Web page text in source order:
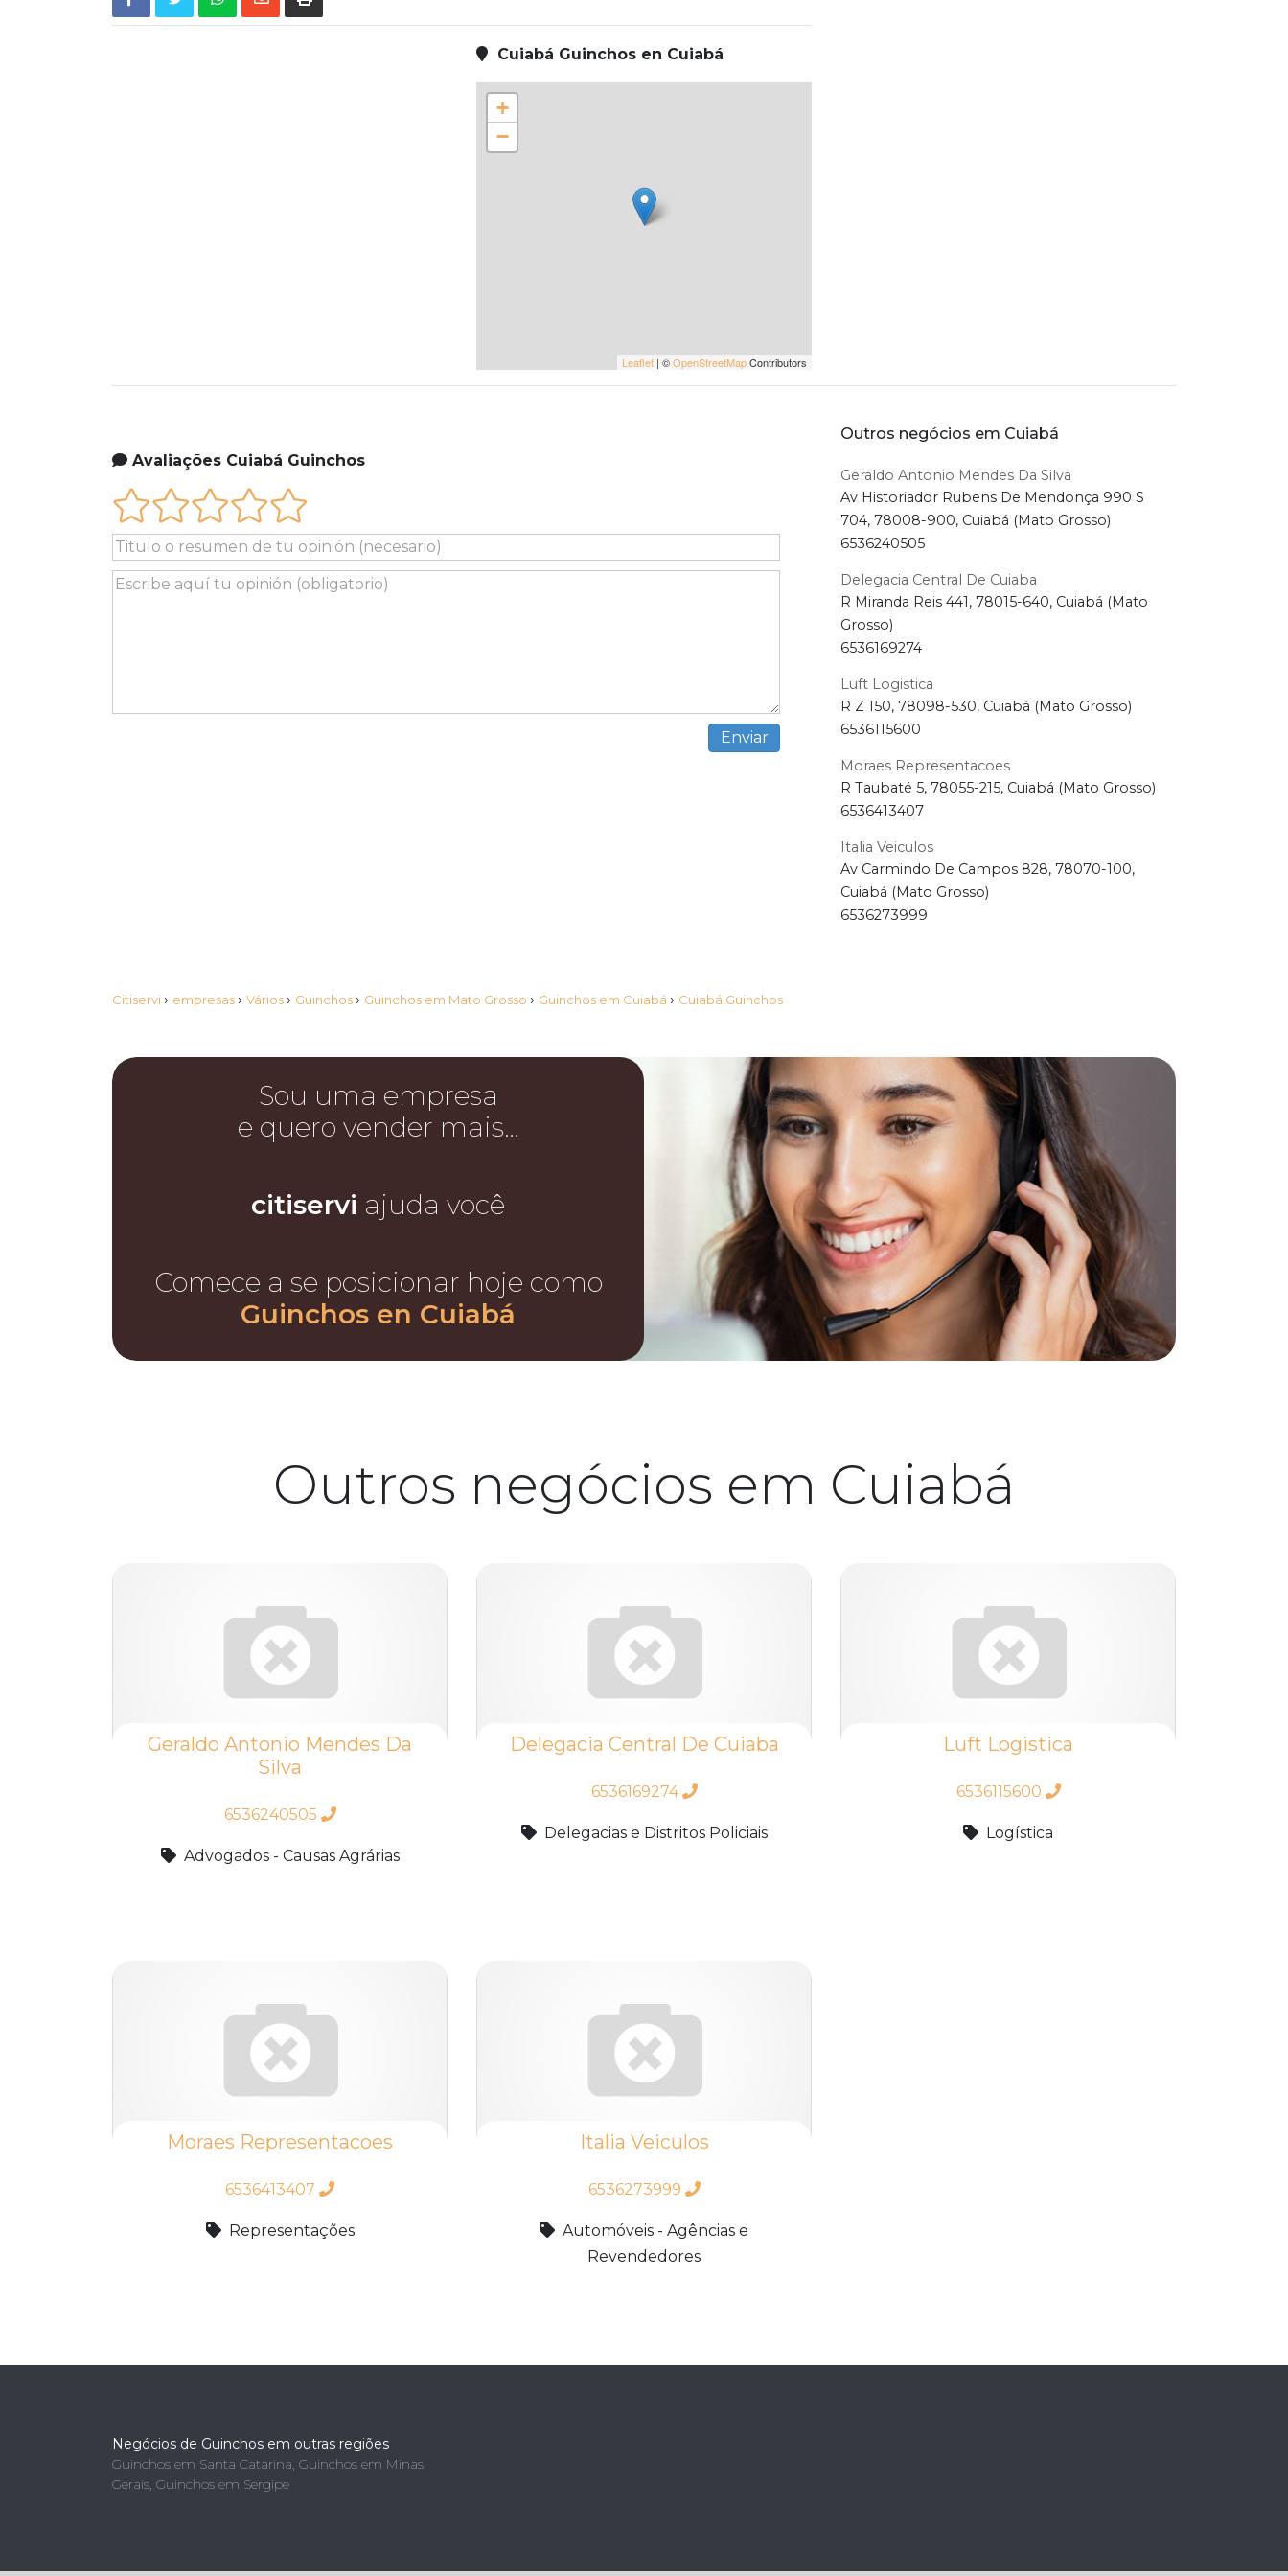
Cuiabá Guinchos en Cuiabá
+
−
Leaflet | ©OpenStreetMapContributors
Avaliações Cuiabá Guinchos
Outros negócios em Cuiabá
Geraldo Antonio Mendes Da Silva
Av Historiador Rubens De Mendonça 990 S
704, 78008-900, Cuiabá (Mato Grosso)
6536240505
Delegacia Central De Cuiaba
R Miranda Reis 441, 78015-640, Cuiabá (Mato
Grosso)
6536169274
Luft Logistica
R Z 150, 78098-530, Cuiabá (Mato Grosso)
6536115600
Moraes Representacoes
R Taubaté 5, 78055-215, Cuiabá (Mato Grosso)
6536413407
Italia Veiculos
Av Carmindo De Campos 828, 78070-100,
Cuiabá (Mato Grosso)
6536273999
Citiservi › empresas › Vários › Guinchos › Guinchos em Mato Grosso › Guinchos em Cuiabá › Cuiabá Guinchos
Sou uma empresa
e quero vender mais…
citiservi ajuda você
Comece a se posicionar hoje como
Guinchos en Cuiabá
Outros negócios em Cuiabá
Geraldo Antonio Mendes Da
Silva
6536240505
Advogados - Causas Agrárias
Delegacia Central De Cuiaba
6536169274
Delegacias e Distritos Policiais
Luft Logistica
6536115600
Logística
Moraes Representacoes
6536413407
Representações
Italia Veiculos
6536273999
Automóveis - Agências e
Revendedores
Negócios de Guinchos em outras regiões
Guinchos em Santa Catarina, Guinchos em Minas
Gerais, Guinchos em Sergipe